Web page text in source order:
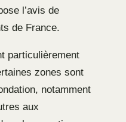
l’avis de
de France.
particulièrement
zones sont
notamment
aux